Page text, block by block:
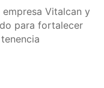
Vitalcan y
para fortalecer